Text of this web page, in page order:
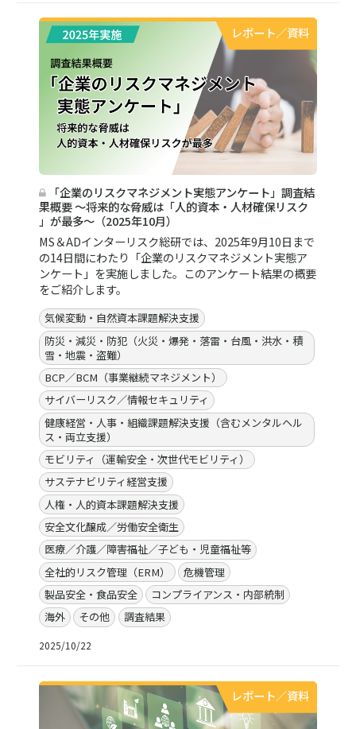
レポート／資料
「企業のリスクマネジメント実態アンケート」調査結
果概要 ～将来的な脅威は「人的資本・人材確保リスク
」が最多～（2025年10月）
MS＆ADインターリスク総研では、2025年9月10日まで
の14日間にわたり「企業のリスクマネジメント実態ア
ンケート」を実施しました。このアンケート結果の概要
をご紹介します。
気候変動・自然資本課題解決支援
防災・減災・防犯（火災・爆発・落雷・台風・洪水・積
雪・地震・盗難）
BCP／BCM（事業継続マネジメント）
サイバーリスク／情報セキュリティ
健康経営・人事・組織課題解決支援（含むメンタルヘル
ス・両立支援）
モビリティ（運輸安全・次世代モビリティ）
サステナビリティ経営支援
人権・人的資本課題解決支援
安全文化醸成／労働安全衛生
医療／介護／障害福祉／子ども・児童福祉等
全社的リスク管理（ERM）
危機管理
製品安全・食品安全
コンプライアンス・内部統制
海外
その他 調査結果
2025/10/22
レポート／資料